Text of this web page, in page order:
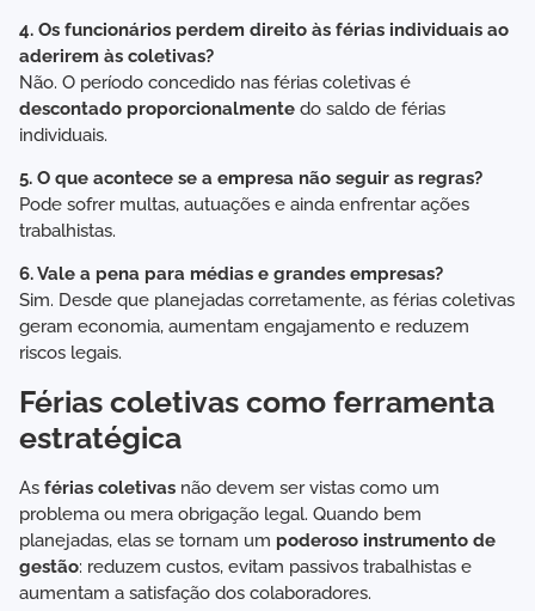
4. Os funcionários perdem direito às férias individuais ao
aderirem às coletivas?
Não. O período concedido nas férias coletivas é
descontado proporcionalmente do saldo de férias
individuais.
5. O que acontece se a empresa não seguir as regras?
Pode sofrer multas, autuações e ainda enfrentar ações
trabalhistas.
6. Vale a pena para médias e grandes empresas?
Sim. Desde que planejadas corretamente, as férias coletivas
geram economia, aumentam engajamento e reduzem
riscos legais.
Férias coletivas como ferramenta
estratégica
As férias coletivas não devem ser vistas como um
problema ou mera obrigação legal. Quando bem
planejadas, elas se tornam um poderoso instrumento de
gestão: reduzem custos, evitam passivos trabalhistas e
aumentam a satisfação dos colaboradores.